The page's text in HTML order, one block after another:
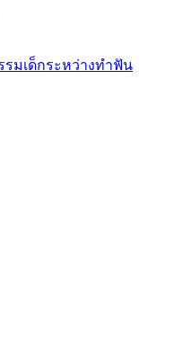
มเด็กระหว่างทำฟัน